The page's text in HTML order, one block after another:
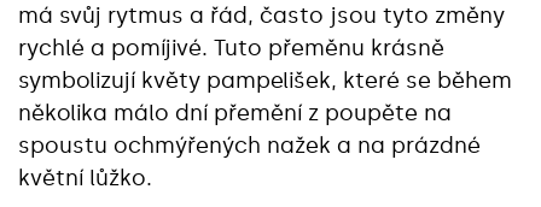
má svůj rytmus a řád, často jsou tyto změny
rychlé a pomíjivé. Tuto přeměnu krásně
symbolizují květy pampelišek, které se během
několika málo dní přemění z poupěte na
spoustu ochmýřených nažek a na prázdné
květní lůžko.